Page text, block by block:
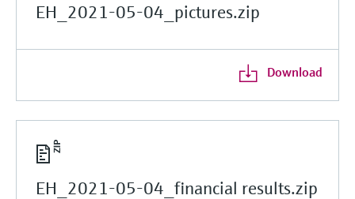
EH_2021-05-04_pictures.zip
Download
EH_2021-05-04_financial results.zip